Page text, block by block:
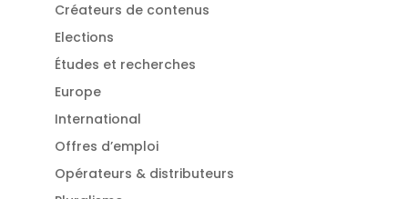
Créateurs de contenus
Elections
Études et recherches
Europe
International
Offres d’emploi
Opérateurs & distributeurs